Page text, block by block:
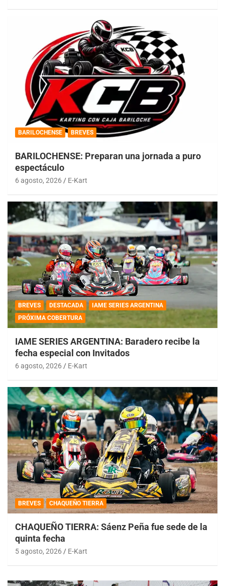
BARILOCHENSE BREVES
BARILOCHENSE: Preparan una jornada a puro
espectáculo
6 agosto, 2026 E-Kart
BREVES DESTACADA
IAME SERIES ARGENTINA
PRÓXIMA COBERTURA
IAME SERIES ARGENTINA: Baradero recibe la
fecha especial con Invitados
6 agosto, 2026 E-Kart
BREVES CHAQUEÑO TIERRA
CHAQUEÑO TIERRA: Sáenz Peña fue sede de la
quinta fecha
5 agosto, 2026 E-Kart